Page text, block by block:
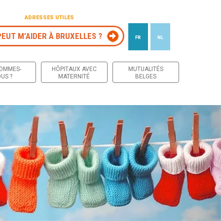
ADRESSES UTILES
M’AIDER À BRUXELLES ? FR NL
?
HÔPITAUX AVEC
MATERNITÉ
MUTUALITÉS
BELGES